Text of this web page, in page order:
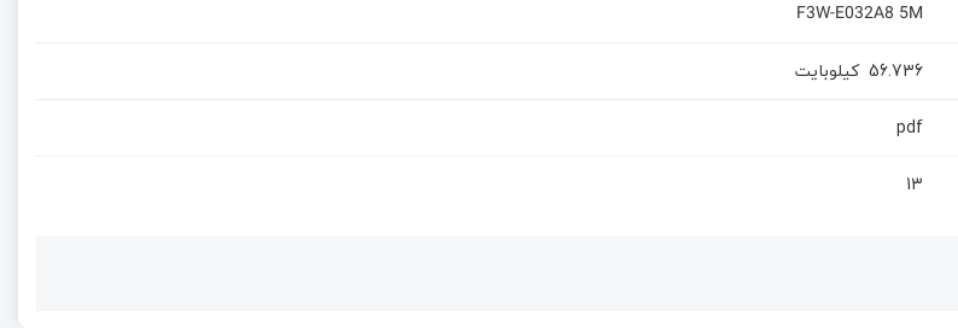
F3W-E032A8 5M
56.736 کیلوبایت
pdf
13